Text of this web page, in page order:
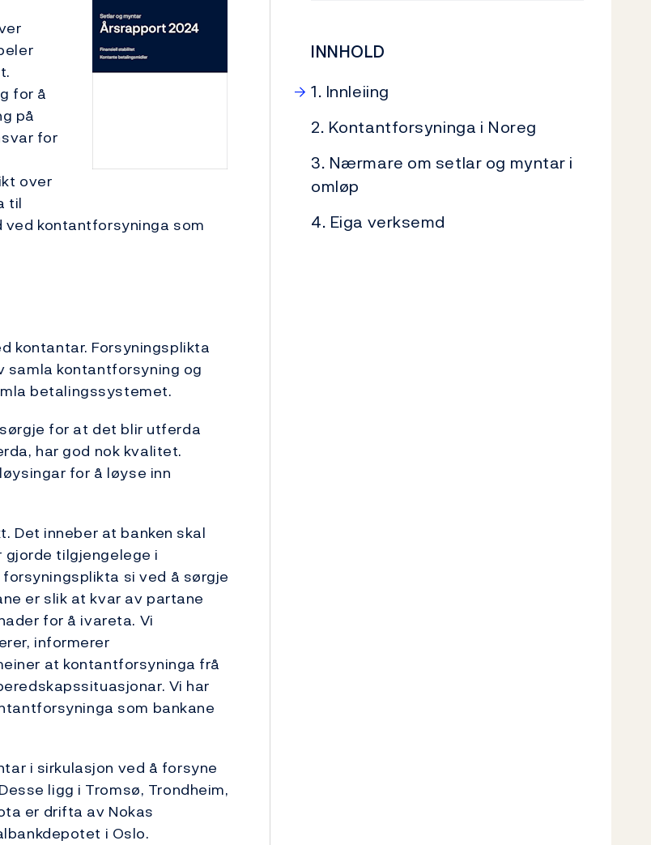
for å
på
for
over
til
ved kontant­forsyninga som
kontantar. ­Forsyningsplikta
kontantforsyning og
betalingssystemet.
for at det blir utferda
har god nok kvalitet.
for å løyse inn
Det inneber at banken skal
­tilgjengelege i
si ved å sørgje
er slik at kvar av partane
for å ivareta. Vi
informerer
at kontantforsyninga frå
Vi har
som bankane
i sirkulasjon ved å forsyne
ligg i Tromsø, Trondheim,
er drifta av Nokas
i Oslo.
INNHOLD
1. Innleiing
2. Kontantforsyninga i Noreg
3. Nærmare om setlar og myntar i
omløp
4. Eiga verksemd